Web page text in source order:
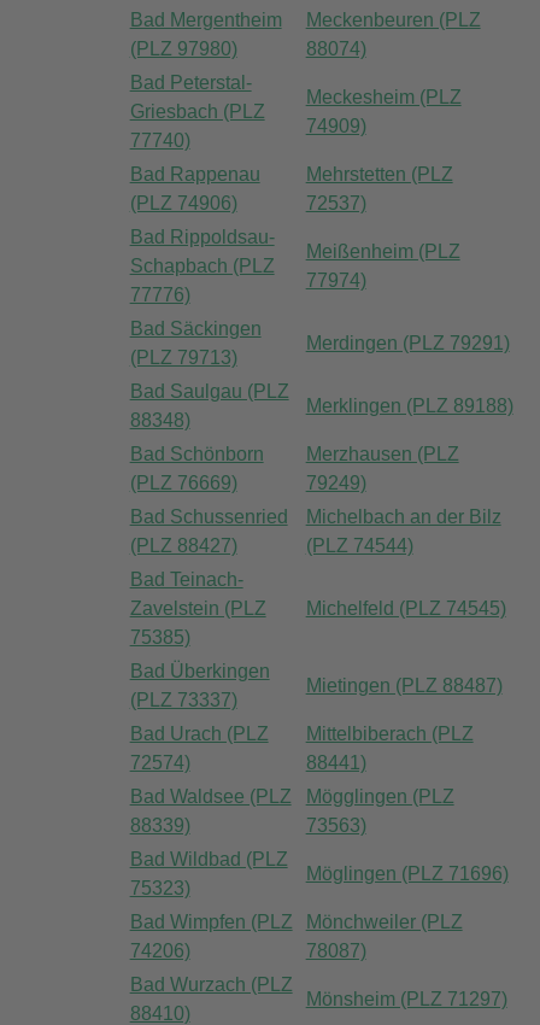
Bad Mergentheim
(PLZ 97980)
Meckenbeuren (PLZ
88074)
Bad Peterstal-
Griesbach (PLZ
77740)
Meckesheim (PLZ
74909)
Bad Rappenau
(PLZ 74906)
Mehrstetten (PLZ
72537)
Bad Rippoldsau-
Schapbach (PLZ
77776)
Meißenheim (PLZ
77974)
Bad Säckingen
(PLZ 79713)
Merdingen (PLZ 79291)
Bad Saulgau (PLZ
88348)
Merklingen (PLZ 89188)
Bad Schönborn
(PLZ 76669)
Merzhausen (PLZ
79249)
Bad Schussenried
(PLZ 88427)
Michelbach an der Bilz
(PLZ 74544)
Bad Teinach-
Zavelstein (PLZ
75385)
Michelfeld (PLZ 74545)
Bad Überkingen
(PLZ 73337)
Mietingen (PLZ 88487)
Bad Urach (PLZ
72574)
Mittelbiberach (PLZ
88441)
Bad Waldsee (PLZ
88339)
Mögglingen (PLZ
73563)
Bad Wildbad (PLZ
75323)
Möglingen (PLZ 71696)
Bad Wimpfen (PLZ
74206)
Mönchweiler (PLZ
78087)
Bad Wurzach (PLZ
88410)
Mönsheim (PLZ 71297)